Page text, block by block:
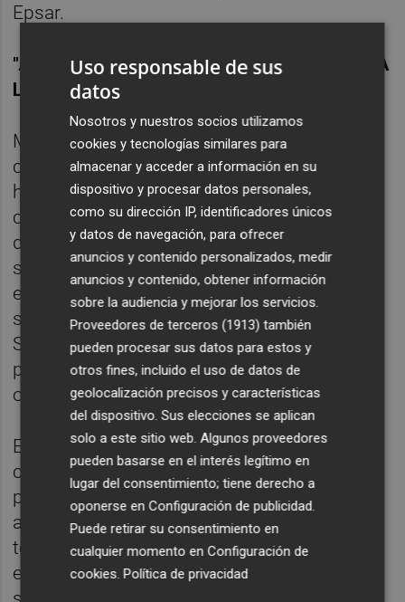
Epsar.
"APARIENCIA DE RESPONSABILIDAD" HACIA
LA EPSAR
Morenilla sostiene que las acusaciones han
creado una "apariencia de responsabilidad"
hacia la Epsar y en especial hacia Morenilla,
cuando "la verdadera responsable de la falta
de vigilancia y fiscalización en Emarsa ha
sido de su propietaria, la Emshi," y como
ejemplo de la "ineptitud" apunta que nunca
se ha constituido la Comisión de
Seguimiento y Vigilancia de la Contratación,
por parte de la entidad, pese a que tenían
obligación.
El exgerente defiende que la Epsar "se ha
comportado en todo momento con suma
profesionalidad y confianza legítima entre
administraciones a la hora de llevar a buen
término los convenios suscritos y siendo
estos aprobados por sus órganos
Uso responsable de sus
datos
Nosotros y nuestros socios utilizamos
cookies y tecnologías similares para
almacenar y acceder a información en su
dispositivo y procesar datos personales,
como su dirección IP, identificadores únicos
y datos de navegación, para ofrecer
anuncios y contenido personalizados, medir
anuncios y contenido, obtener información
sobre la audiencia y mejorar los servicios.
Proveedores de terceros (1913) también
pueden procesar sus datos para estos y
otros fines, incluido el uso de datos de
geolocalización precisos y características
del dispositivo. Sus elecciones se aplican
solo a este sitio web. Algunos proveedores
pueden basarse en el interés legítimo en
lugar del consentimiento; tiene derecho a
oponerse enConfiguración de publicidad.
Puede retirar su consentimiento en
cualquier momento enConfiguración de
cookies.Política de privacidad